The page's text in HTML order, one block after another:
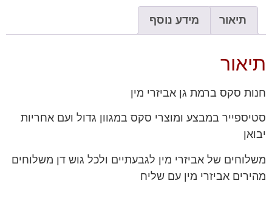
תיאור מידע נוסף
תיאור
חנות סקס ברמת גן אביזרי מין
סטיספייר במבצע ומוצרי סקס במגוון גדול ועם אחריות
יבואן
משלוחים של אביזרי מין לגבעתיים ולכל גוש דן משלוחים
מהירים אביזרי מין עם שליח